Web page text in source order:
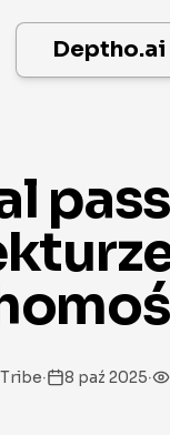
Deptho.ai
· 8 paź 2025·